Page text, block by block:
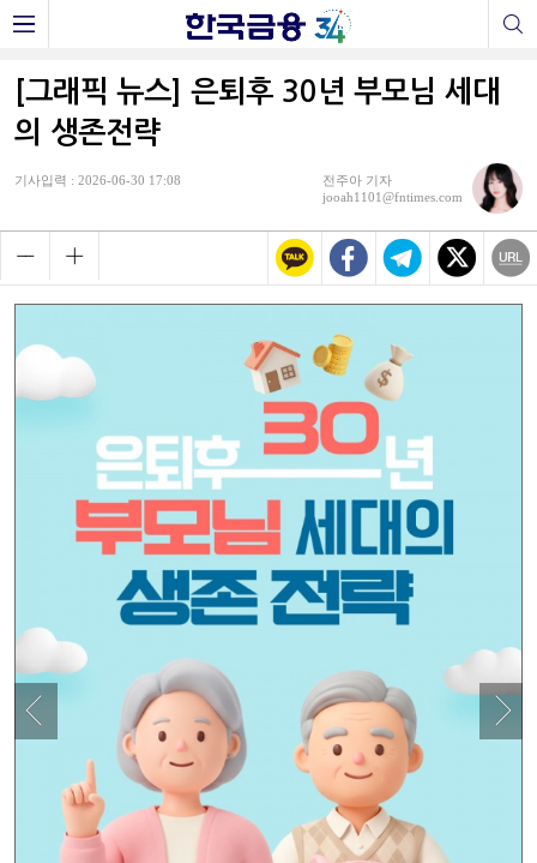
[그래픽 뉴스] 은퇴후 30년 부모님 세대
의 생존전략
기사입력 : 2026-06-30 17:08
전주아 기자
jooah1101@fntimes.com